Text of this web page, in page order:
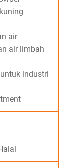
air
air limbah
industri